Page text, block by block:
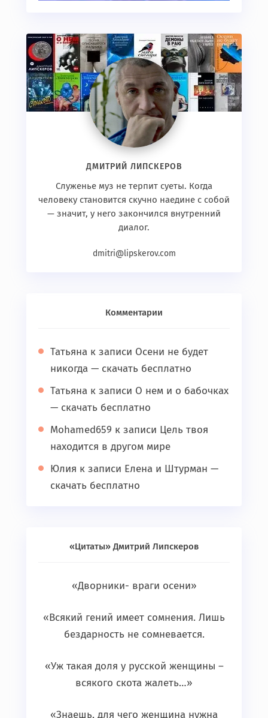
ДМИТРИЙ ЛИПСКЕРОВ
Служенье муз не терпит суеты. Когда
человеку становится скучно наедине с собой
— значит, у него закончился внутренний
диалог.
dmitri@lipskerov.com
Комментарии
Татьяна к записи Осени не будет
никогда — скачать бесплатно
Татьяна к записи О нем и о бабочках
— скачать бесплатно
Mohamed659 к записи Цель твоя
находится в другом мире
Юлия к записи Елена и Штурман —
скачать бесплатно
«Цитаты» Дмитрий Липскеров
«Дворники- враги осени»
«Всякий гений имеет сомнения. Лишь
бездарность не сомневается.
«Уж такая доля у русской женщины –
всякого скота жалеть…»
«Знаешь, для чего женщина нужна